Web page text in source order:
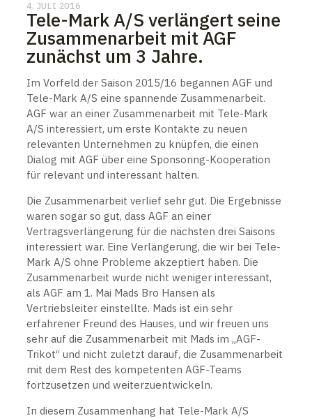
4. JULI 2016
Tele-Mark A/S verlängert seine
Zusammenarbeit mit AGF
zunächst um 3 Jahre.
Im Vorfeld der Saison 2015/16 begannen AGF und
Tele-Mark A/S eine spannende Zusammenarbeit.
AGF war an einer Zusammenarbeit mit Tele-Mark
A/S interessiert, um erste Kontakte zu neuen
relevanten Unternehmen zu knüpfen, die einen
Dialog mit AGF über eine Sponsoring-Kooperation
für relevant und interessant halten.
Die Zusammenarbeit verlief sehr gut. Die Ergebnisse
waren sogar so gut, dass AGF an einer
Vertragsverlängerung für die nächsten drei Saisons
interessiert war. Eine Verlängerung, die wir bei Tele-
Mark A/S ohne Probleme akzeptiert haben. Die
Zusammenarbeit wurde nicht weniger interessant,
als AGF am 1. Mai Mads Bro Hansen als
Vertriebsleiter einstellte. Mads ist ein sehr
erfahrener Freund des Hauses, und wir freuen uns
sehr auf die Zusammenarbeit mit Mads im „AGF-
Trikot“ und nicht zuletzt darauf, die Zusammenarbeit
mit dem Rest des kompetenten AGF-Teams
fortzusetzen und weiterzuentwickeln.
In diesem Zusammenhang hat Tele-Mark A/S